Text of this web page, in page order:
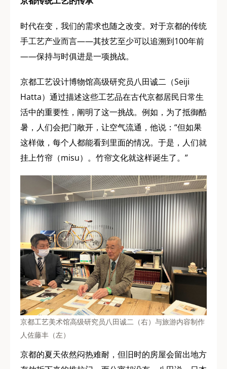
时代在变，我们的需求也随之改变。对于京都的传统
手工艺产业而言——其技艺至少可以追溯到100年前
——保持与时俱进是一项挑战。
京都工艺设计博物馆高级研究员八田诚二（Seiji
Hatta）通过描述这些工艺品在古代京都居民日常生
活中的重要性，阐明了这一挑战。例如，为了抵御酷
暑，人们会把门敞开，让空气流通，他说：“但如果
这样做，每个人都能看到里面的情况。于是，人们就
挂上竹帘（misu）。竹帘文化就这样诞生了。”
京都工艺美术馆高级研究员八田诚二（右）与旅游内容制作
人佐藤丰（左）
京都的夏天依然闷热难耐，但旧时的房屋会留出地方